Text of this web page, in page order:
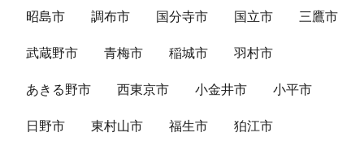
昭島市 調布市 国分寺市 国立市 三鷹市
武蔵野市 青梅市 稲城市 羽村市
あきる野市 西東京市 小金井市 小平市
日野市 東村山市 福生市 狛江市